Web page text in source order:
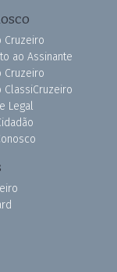
Cruzeiro
ao Assinante
Cruzeiro
ClassiCruzeiro
Legal